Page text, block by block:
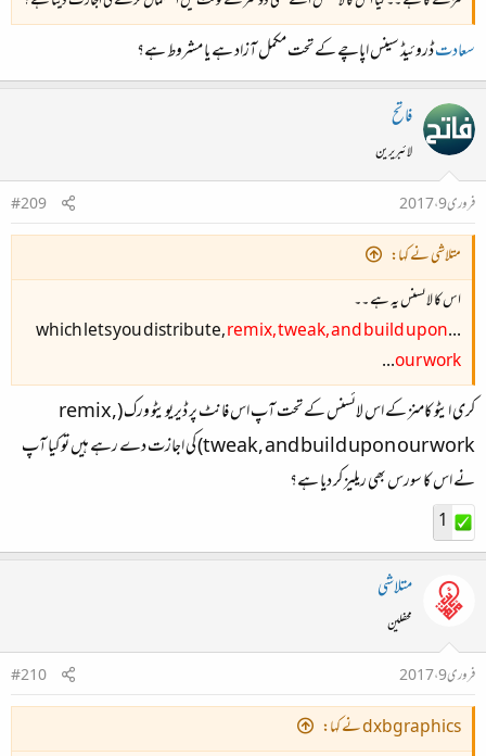
سعادتڈروئیڈ سینس اپاچے کے تحت مکمل آزاد ہے یا مشروط ہے؟
فاتح
لائبریرین
فروری 9، 2017
#209
متلاشی نے کہا:
اس کا لائسنس یہ ہے ۔۔
...which lets you distribute,
remix, tweak, and build upon
our work
...
کری ایٹو کامنز کے اس لائسنس کے تحت آپ اس فانٹ پر ڈیریویٹو ورک (remix,
tweak, and build upon our work) کی اجازت دے رہے ہیں تو کیا آپ
نے اس کا سورس بھی ریلیز کر دیا ہے؟
1
متلاشی
محفلین
فروری 9، 2017
#210
dxbgraphics نے کہا: